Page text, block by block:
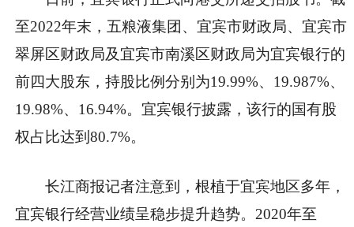
至2022年末，五粮液集团、宜宾市财政局、宜宾市
翠屏区财政局及宜宾市南溪区财政局为宜宾银行的
前四大股东，持股比例分别为19.99%、19.987%、
19.98%、16.94%。宜宾银行披露，该行的国有股
权占比达到80.7%。
长江商报记者注意到，根植于宜宾地区多年，
宜宾银行经营业绩呈稳步提升趋势。2020年至